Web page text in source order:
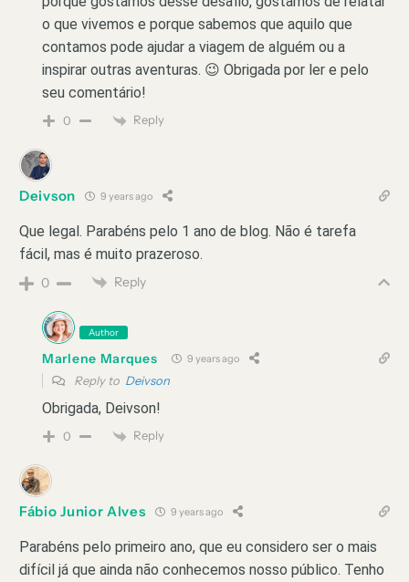
o que vivemos e porque sabemos que aquilo que
contamos pode ajudar a viagem de alguém ou a
inspirar outras aventuras. 😉 Obrigada por ler e pelo
seu comentário!
0 Reply
Deivson 9 years ago
Que legal. Parabéns pelo 1 ano de blog. Não é tarefa
fácil, mas é muito prazeroso.
0 Reply
Author
Marlene Marques 9 years ago
Reply to Deivson
Obrigada, Deivson!
0 Reply
Fábio Junior Alves 9 years ago
Parabéns pelo primeiro ano, que eu considero ser o mais
difícil já que ainda não conhecemos nosso público. Tenho